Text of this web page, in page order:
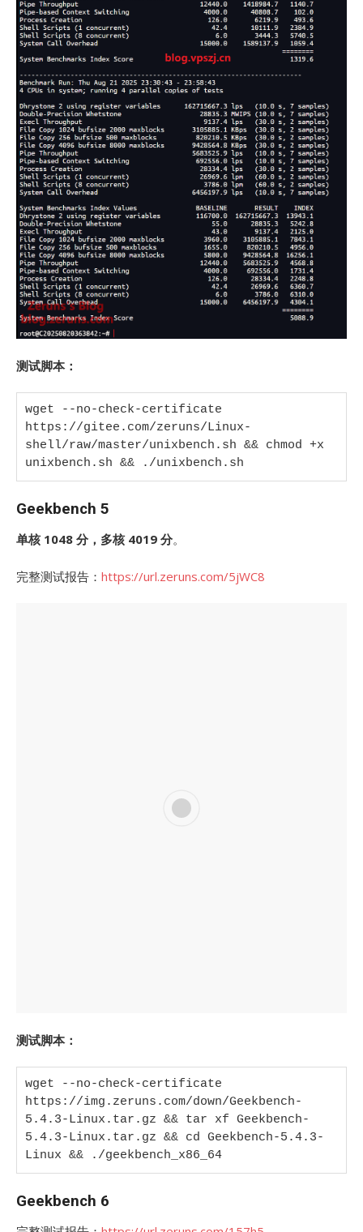
测试脚本：
wget --no-check-certificate
https://gitee.com/zeruns/Linux-
shell/raw/master/unixbench.sh && chmod +x
unixbench.sh && ./unixbench.sh
Geekbench 5
单核 1048 分，多核 4019 分。
完整测试报告： https://url.zeruns.com/5jWC8
测试脚本：
wget --no-check-certificate
https://img.zeruns.com/down/Geekbench-
5.4.3-Linux.tar.gz && tar xf Geekbench-
5.4.3-Linux.tar.gz && cd Geekbench-5.4.3-
Linux && ./geekbench_x86_64
Geekbench 6